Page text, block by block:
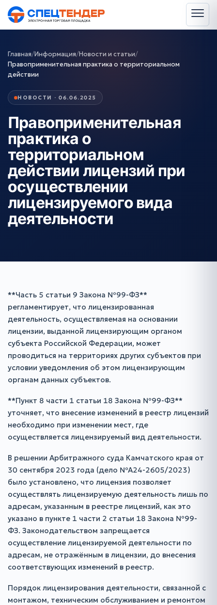
Главная/Информация/Новости и статьи/
Правоприменительная практика о территориальном
действии
НОВОСТИ · 06.06.2025
Правоприменительная
практика о
территориальном
действии лицензий при
осуществлении
лицензируемого вида
деятельности
**Часть 5 статьи 9 Закона №99-ФЗ**
регламентирует, что лицензированная
деятельность, осуществляемая на основании
лицензии, выданной лицензирующим органом
субъекта Российской Федерации, может
проводиться на территориях других субъектов при
условии уведомления об этом лицензирующим
органам данных субъектов.
**Пункт 8 части 1 статьи 18 Закона №99-ФЗ**
уточняет, что внесение изменений в реестр лицензий
необходимо при изменении мест, где
осуществляется лицензируемый вид деятельности.
В решении Арбитражного суда Камчатского края от
30 сентября 2023 года (дело №А24-2605/2023)
было установлено, что лицензия позволяет
осуществлять лицензируемую деятельность лишь по
адресам, указанным в реестре лицензий, как это
указано в пункте 1 части 2 статьи 18 Закона №99-
ФЗ. Законодательством запрещается
осуществление лицензируемой деятельности по
адресам, не отражённым в лицензии, до внесения
соответствующих изменений в реестр.
Порядок лицензирования деятельности, связанной с
монтажом, техническим обслуживанием и ремонтом